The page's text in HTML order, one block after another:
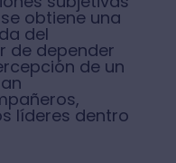
obtiene una
del
de depender
de un
líderes dentro